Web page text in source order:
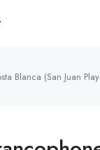
Blanca (San Juan